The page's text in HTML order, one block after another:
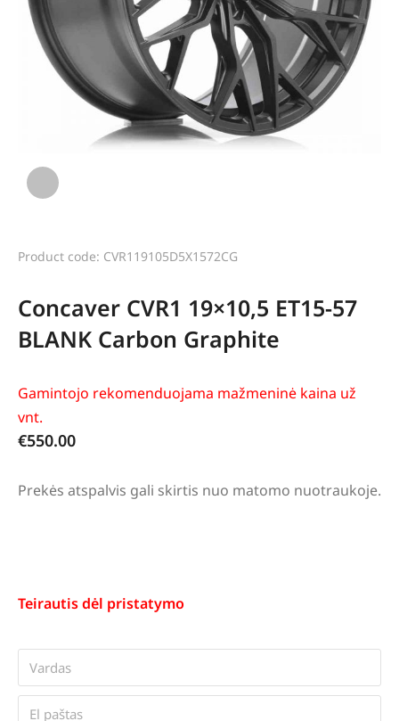
Product code: CVR119105D5X1572CG
Concaver CVR1 19×10,5 ET15-57
BLANK Carbon Graphite
Gamintojo rekomenduojama mažmeninė kaina už
vnt.
€550.00
Prekės atspalvis gali skirtis nuo matomo nuotraukoje.
Teirautis dėl pristatymo